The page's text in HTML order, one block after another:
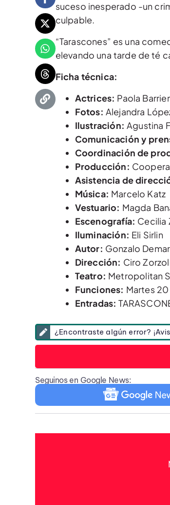
suceso inesperado -un
culpable.
“Tarascones” es una
elevando una tarde de té
Ficha técnica:
Actrices: Paola
Fotos: Alejandra
Ilustración: Agustina
Comunicación y
Coordinación de
Producción:
Asistencia de
Música: Marcelo Katz
Vestuario: Magda
Escenografía: Cecilia
Iluminación: Eli Sirlin
Autor: Gonzalo
Dirección: Ciro
Teatro: Metropolitan
Funciones: Martes 20
Entradas:
¿Encontraste algún error?
Seguinos en Google News: